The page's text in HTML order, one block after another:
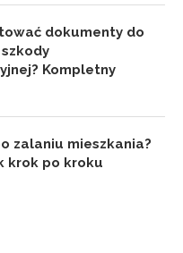
dokumenty do
szkody
Kompletny
zalaniu mieszkania?
krok po kroku